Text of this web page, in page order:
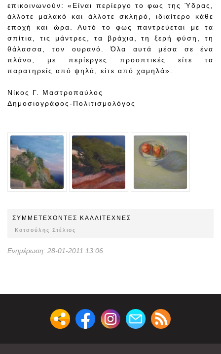
επικοινωνούν: «Είναι περίεργο το φως της Ύδρας,
άλλοτε μαλακό και άλλοτε σκληρό, ιδιαίτερο κάθε
εποχή και ώρα. Αυτό το φως παντρεύεται με τα
σπίτια, τις μάντρες, τα βράχια, τη ξερή φύση, τη
θάλασσα, τον ουρανό. Όλα αυτά μέσα σε ένα
πλάνο, με περίεργες προοπτικές είτε τα
παρατηρείς από ψηλά, είτε από χαμηλά».
Νίκος Γ. Μαστροπαύλος
Δημοσιογράφος-Πολιτισμολόγος
ΣΥΜΜΕΤEΧOΝΤΕΣ ΚΑΛΛΙΤΕΧΝΕΣ
Κατσούλης Στέλιος
Ενημέρωση: 28-01-2011 13:06